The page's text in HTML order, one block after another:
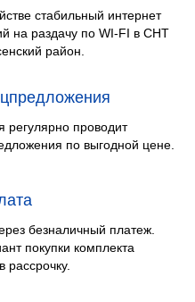
стабильный интернет
на раздачу по WI-FI в СНТ
район.
проводит
по выгодной цене.
безналичный платеж.
покупки комплекта
рассрочку.